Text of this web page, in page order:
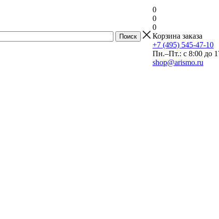
0
0
0
Корзина заказа
+7 (495) 545-47-10
Пн.–Пт.: с 8:00 до
shop@arismo.ru